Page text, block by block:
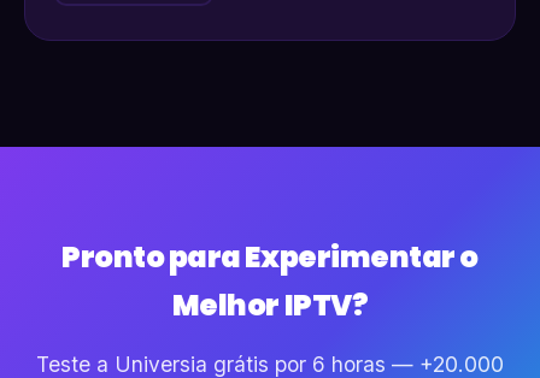
Pronto para Experimentar o
Melhor IPTV?
Teste a Universia grátis por 6 horas — +20.000